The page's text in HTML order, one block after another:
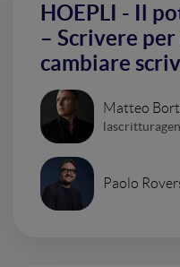
HOEPLI - Il
– Scrivere
cambiare
Matteo
Paolo